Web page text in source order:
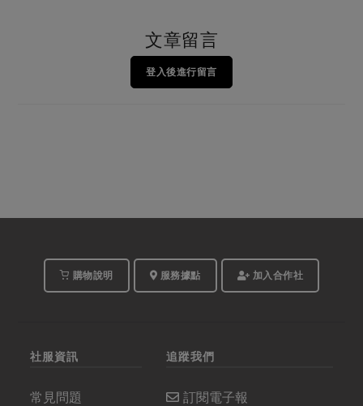
文章留言
登入後進行留言
購物說明 服務據點 加入合作社
社服資訊
常見問題
追蹤我們
訂閱電子報